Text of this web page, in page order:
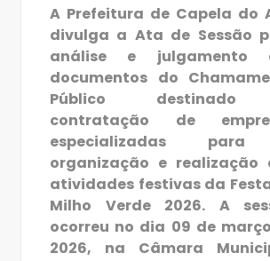
A Prefeitura de Capela do
divulga a Ata de Sessão
análise e julgamento
documentos do
Público
contratação de
especializadas
organização e realização
atividades festivas da
Milho Verde 2026. A
ocorreu no dia 09 de
2026, na Câmara